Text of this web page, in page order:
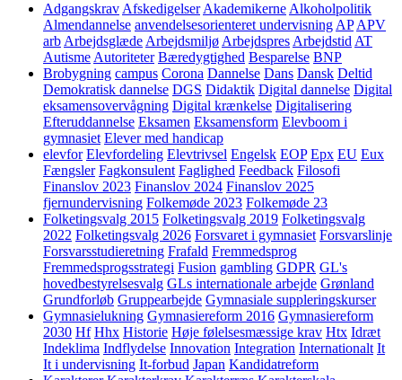
Adgangskrav Afskedigelser Akademikerne Alkoholpolitik
Almendannelse anvendelsesorienteret undervisning AP APV
arb Arbejdsglæde Arbejdsmiljø Arbejdspres Arbejdstid AT
Autisme Autoriteter Bæredygtighed Besparelse BNP
Brobygning campus Corona Dannelse Dans Dansk Deltid
Demokratisk dannelse DGS Didaktik Digital dannelse Digital
eksamensovervågning Digital krænkelse Digitalisering
Efteruddannelse Eksamen Eksamensform Elevboom i
gymnasiet Elever med handicap
elevfor Elevfordeling Elevtrivsel Engelsk EOP Epx EU Eux
Fængsler Fagkonsulent Faglighed Feedback Filosofi
Finanslov 2023 Finanslov 2024 Finanslov 2025
fjernundervisning Folkemøde 2023 Folkemøde 23
Folketingsvalg 2015 Folketingsvalg 2019 Folketingsvalg
2022 Folketingsvalg 2026 Forsvaret i gymnasiet Forsvarslinje
Forsvarsstudieretning Frafald Fremmedsprog
Fremmedsprogsstrategi Fusion gambling GDPR GL's
hovedbestyrelsesvalg GLs internationale arbejde Grønland
Grundforløb Gruppearbejde Gymnasiale suppleringskurser
Gymnasielukning Gymnasiereform 2016 Gymnasiereform
2030 Hf Hhx Historie Høje følelsesmæssige krav Htx Idræt
Indeklima Indflydelse Innovation Integration Internationalt It
It i undervisning It-forbud Japan Kandidatreform